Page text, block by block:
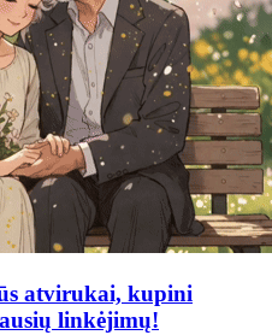
atvirukai, kupini
linkėjimų!